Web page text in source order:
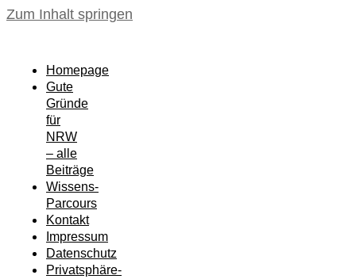
Zum Inhalt springen
Homepage
Gute
Gründe
für
NRW
– alle
Beiträge
Wissens-
Parcours
Kontakt
Impressum
Datenschutz
Privatsphäre-